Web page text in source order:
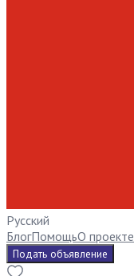
Русский
БлогПомощьО проекте
Подать объявление